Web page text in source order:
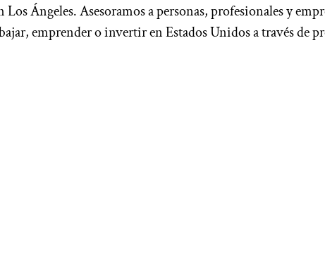
Ángeles. Asesoramos a personas, profesionales y
emprender o invertir en Estados Unidos a través de